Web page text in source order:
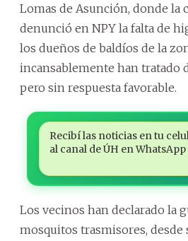
Lomas de Asunción, donde la
denunció en NPY la falta de
los dueños de baldíos de la
incansablemente han tratado
pero sin respuesta favorable.
Recibí las noticias en tu
al canal de ÚH en WhatsApp
Los vecinos han declarado la
mosquitos trasmisores, desde